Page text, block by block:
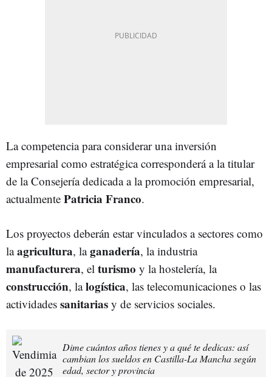
La competencia para considerar una inversión
empresarial como estratégica corresponderá a la titular
de la Consejería dedicada a la promoción empresarial,
actualmente Patricia Franco.
Los proyectos deberán estar vinculados a sectores como
laagricultura, laganadería, la industria
manufacturera, el turismo y la hostelería, la
construcción, lalogística, las telecomunicaciones o las
actividades sanitarias y de servicios sociales.
Dime cuántos años tienes y a qué te dedicas: así
cambian los sueldos en Castilla-La Mancha según
edad, sector y provincia